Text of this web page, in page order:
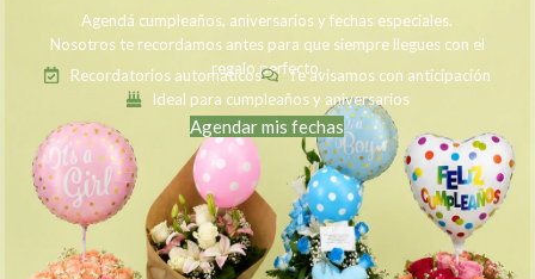
Agendá cumpleaños, aniversarios y fechas especiales.
Nosotros te recordamos antes para que siempre llegues con el
regalo perfecto.
Recordatorios automáticos
Te avisamos con anticipación
Ideal para cumpleaños y aniversarios
Agendar mis fechas